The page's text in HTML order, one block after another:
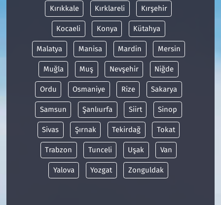
Kırıkkale Kırklareli Kırşehir
Kocaeli Konya Kütahya
Malatya Manisa Mardin Mersin
Muğla Muş Nevşehir Niğde
Ordu Osmaniye Rize Sakarya
Samsun Şanlıurfa Siirt Sinop
Sivas Şırnak Tekirdağ Tokat
Trabzon Tunceli Uşak Van
Yalova Yozgat Zonguldak